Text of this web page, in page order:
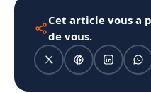
Cet article vous a
de vous.